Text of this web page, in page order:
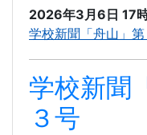
2026年3月6日 17
学校新聞「舟山」
学校新聞
３号